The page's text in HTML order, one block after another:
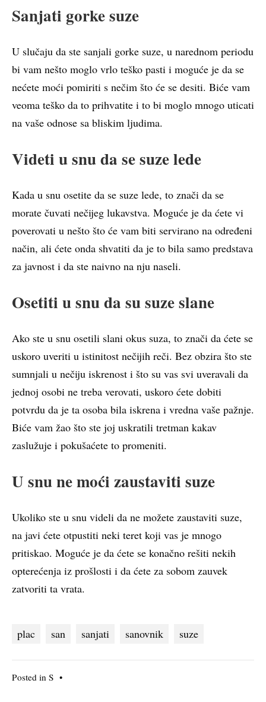
Sanjati gorke suze
U slučaju da ste sanjali gorke suze, u narednom periodu
bi vam nešto moglo vrlo teško pasti i moguće je da se
nećete moći pomiriti s nečim što će se desiti. Biće vam
veoma teško da to prihvatite i to bi moglo mnogo uticati
na vaše odnose sa bliskim ljudima.
Videti u snu da se suze lede
Kada u snu osetite da se suze lede, to znači da se
morate čuvati nečijeg lukavstva. Moguće je da ćete vi
poverovati u nešto što će vam biti servirano na određeni
način, ali ćete onda shvatiti da je to bila samo predstava
za javnost i da ste naivno na nju naseli.
Osetiti u snu da su suze slane
Ako ste u snu osetili slani okus suza, to znači da ćete se
uskoro uveriti u istinitost nečijih reči. Bez obzira što ste
sumnjali u nečiju iskrenost i što su vas svi uveravali da
jednoj osobi ne treba verovati, uskoro ćete dobiti
potvrdu da je ta osoba bila iskrena i vredna vaše pažnje.
Biće vam žao što ste joj uskratili tretman kakav
zaslužuje i pokušaćete to promeniti.
U snu ne moći zaustaviti suze
Ukoliko ste u snu videli da ne možete zaustaviti suze,
na javi ćete otpustiti neki teret koji vas je mnogo
pritiskao. Moguće je da ćete se konačno rešiti nekih
opterećenja iz prošlosti i da ćete za sobom zauvek
zatvoriti ta vrata.
plac san sanjati sanovnik suze
Posted in S •